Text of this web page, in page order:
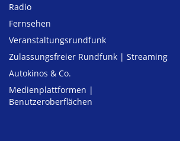
Radio
Fernsehen
Veranstaltungsrundfunk
Zulassungs­freier Rund­funk | Streaming
Autokinos & Co.
Medienplattformen |
Benutzeroberflächen